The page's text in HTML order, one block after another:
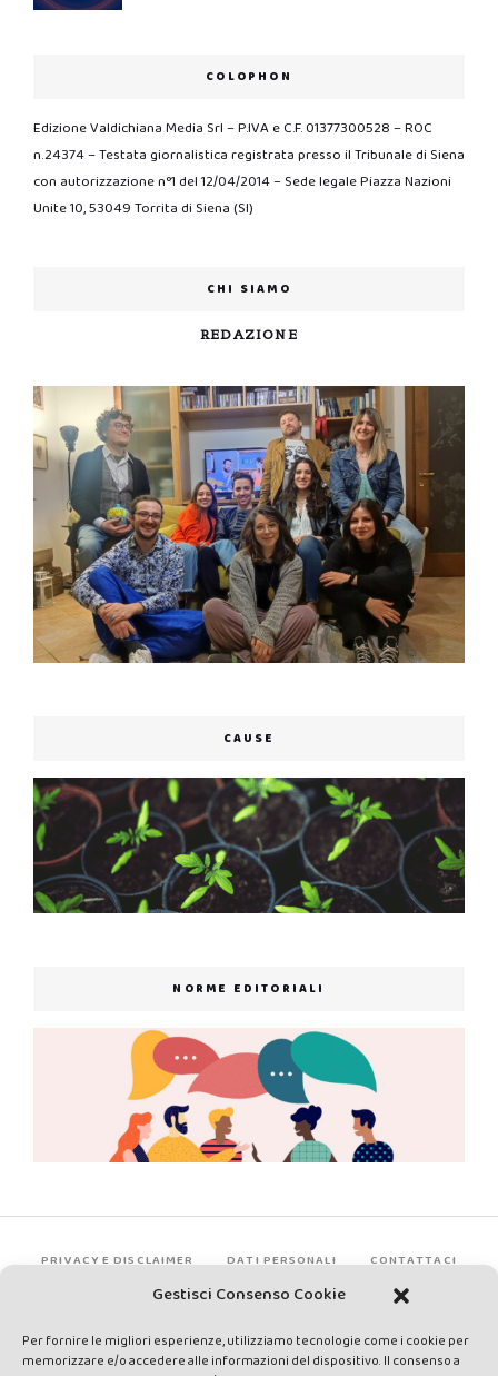
Gestisci Consenso Cookie
Per fornire le migliori esperienze, utilizziamo tecnologie come i cookie per
memorizzare e/o accedere alle informazioni del dispositivo. Il consenso a
COLOPHON
Edizione Valdichiana Media Srl – P.IVA e C.F. 01377300528 – ROC
n.24374 – Testata giornalistica registrata presso il Tribunale di Siena
con autorizzazione n°1 del 12/04/2014 – Sede legale Piazza Nazioni
Unite 10, 53049 Torrita di Siena (SI)
CHI SIAMO
REDAZIONE
CAUSE
NORME EDITORIALI
PRIVACY E DISCLAIMER DATI PERSONALI CONTATTACI